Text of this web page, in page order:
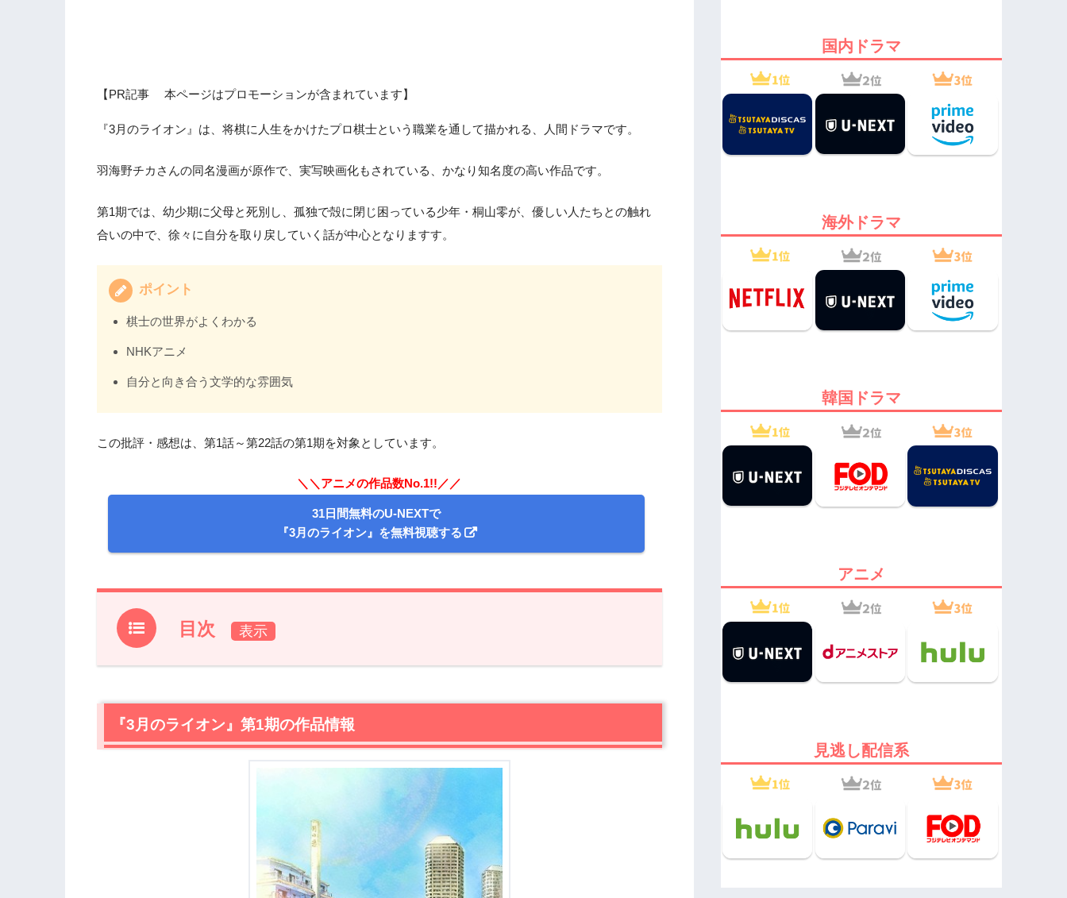
【PR記事 本ページはプロモーションが含まれています】
『3月のライオン』は、将棋に人生をかけたプロ棋士という職業を通して描かれる、人間ドラマです。
羽海野チカさんの同名漫画が原作で、実写映画化もされている、かなり知名度の高い作品です。
第1期では、幼少期に父母と死別し、孤独で殻に閉じ困っている少年・桐山零が、優しい人たちとの触れ
合いの中で、徐々に自分を取り戻していく話が中心となりますす。
ポイント
棋士の世界がよくわかる
NHKアニメ
自分と向き合う文学的な雰囲気
この批評・感想は、第1話～第22話の第1期を対象としています。
＼＼アニメの作品数No.1!!／／
31日間無料のU-NEXTで
『3月のライオン』を無料視聴する
目次
1.『3月のライオン』第1期の作品情報
2.1桐山 零（声優:河西健吾、内山夕実（幼少期））
2.2川本 あかり（声優:茅野愛衣）
（声優:花澤香菜）
（声優:岡本信彦、三瓶由布子（小学生））
（声優:井上麻里奈）
【ネタバレ】『3月のライオン』第1期あらすじと感想レビュー
『3月のライオン』第1期の作品情報
国内ドラマ
海外ドラマ
韓国ドラマ
アニメ
見逃し配信系